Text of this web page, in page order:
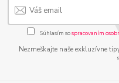
Súhlasím sospracovaním
Nezmeškajte naše exkluzívne